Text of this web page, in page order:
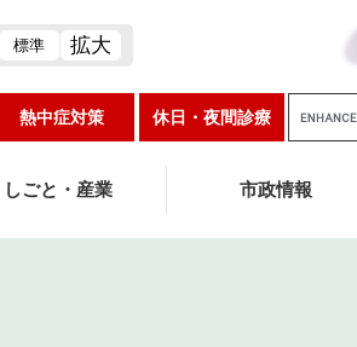
標準 拡大
熱中症対策 休日・夜間診療
g
e
しごと・産業 市政情報